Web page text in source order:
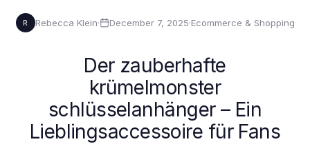
R Rebecca Klein· December 7, 2025·Ecommerce & Shopping
Der zauberhafte
krümelmonster
schlüsselanhänger – Ein
Lieblingsaccessoire für Fans